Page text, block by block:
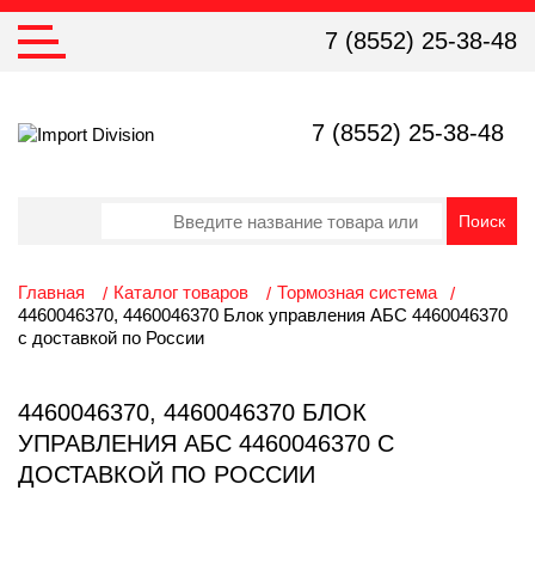
7 (8552) 25-38-48
7 (8552) 25-38-48
Главная Каталог товаров
Тормозная система
4460046370, 4460046370 Блок управления АБС 4460046370
с доставкой по России
4460046370, 4460046370 БЛОК
УПРАВЛЕНИЯ АБС 4460046370 С
ДОСТАВКОЙ ПО РОССИИ